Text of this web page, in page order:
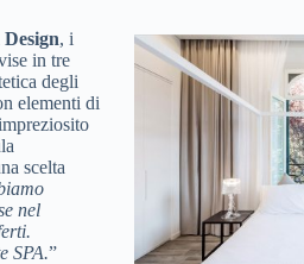
, i
in tre
degli
elementi di
scelta
nel
SPA.”